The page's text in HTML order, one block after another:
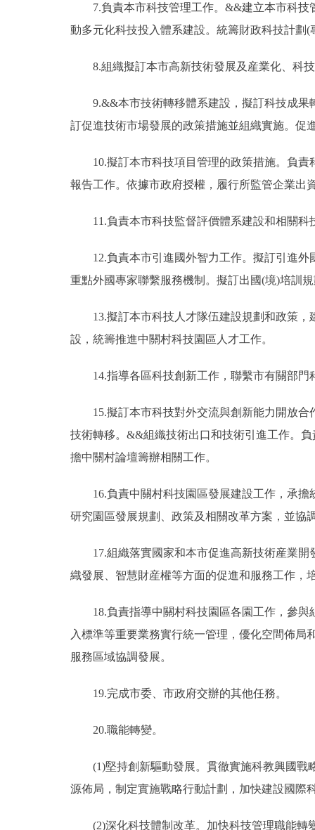
7.負責本市科技管理工作。&&建立本市科技
動多元化科技投入體系建設。統籌財政科技計劃
8.組織擬訂本市高新技術發展及産業化、科技
9.&&本市技術轉移體系建設，擬訂科技成果
訂促進技術市場發展的政策措施並組織實施。促
10.擬訂本市科技項目管理的政策措施。負責
報告工作。依據市政府授權，履行所監管企業出
11.負責本市科技監督評價體系建設和相關科
12.負責本市引進國外智力工作。擬訂引進外
重點外國專家聯繫服務機制。擬訂出國(境)培訓
13.擬訂本市科技人才隊伍建設規劃和政策，
設，統籌推進中關村科技園區人才工作。
14.指導各區科技創新工作，聯繫市有關部門
15.擬訂本市科技對外交流與創新能力開放合
技術轉移。&&組織技術出口和技術引進工作。
擔中關村論壇籌辦相關工作。
16.負責中關村科技園區發展建設工作，承擔
研究園區發展規劃、政策及相關改革方案，並協
17.組織落實國家和本市促進高新技術産業開
織發展、智慧財産權等方面的促進和服務工作，
18.負責指導中關村科技園區各園工作，參與
入標準等重要業務實行統一管理，優化空間佈
服務區域協調發展。
19.完成市委、市政府交辦的其他任務。
20.職能轉變。
(1)堅持創新驅動發展。貫徹實施科教興國戰
源佈局，制定實施戰略行動計劃，加快建設國際
(2)深化科技體制改革。加快科技管理職能轉